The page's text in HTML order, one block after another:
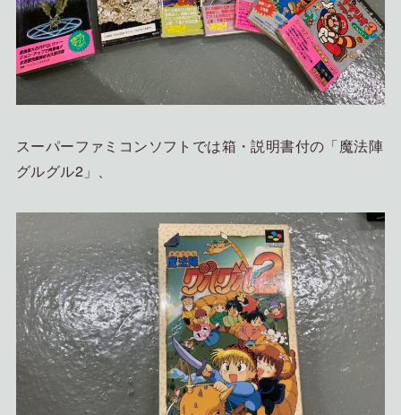
スーパーファミコンソフトでは箱・説明書付の「魔法陣
グルグル2」、